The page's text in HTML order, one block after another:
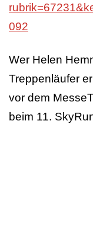
092
Wer Helen
Treppenläufer
vor dem
beim 11.